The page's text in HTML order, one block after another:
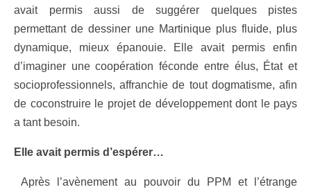
avait permis aussi de suggérer quelques pistes
permettant de dessiner une Martinique plus fluide, plus
dynamique, mieux épanouie. Elle avait permis enfin
d’imaginer une coopération féconde entre élus, État et
socioprofessionnels, affranchie de tout dogmatisme, afin
de coconstruire le projet de développement dont le pays
a tant besoin.
Elle avait permis d’espérer…
Après l’avènement au pouvoir du PPM et l’étrange